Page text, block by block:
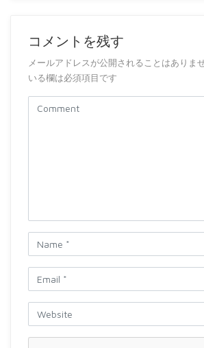
コメントを残す
メールアドレスが公開されることはありませ
いる欄は必須項目です